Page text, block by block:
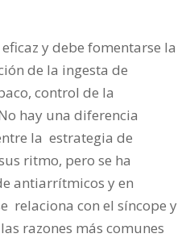
y debe fomentarse la
de la ingesta de
control de la
hay una diferencia
la estrategia de
ritmo, pero se ha
antiarrítmicos y en
relaciona con el síncope y
razones más comunes